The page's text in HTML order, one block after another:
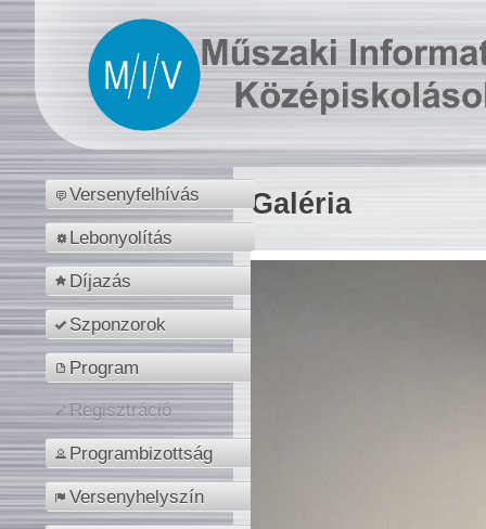
Versenyfelhívás
Lebonyolítás
Díjazás
Szponzorok
Program
Regisztráció
Programbizottság
Versenyhelyszín
Galéria